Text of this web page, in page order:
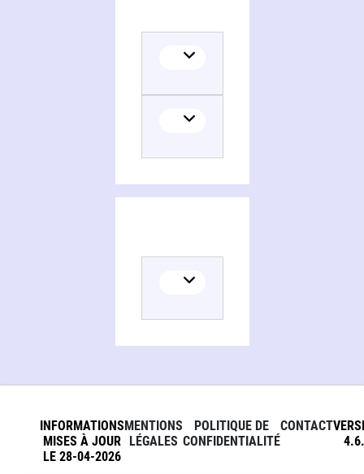
INFORMATIONS
MISES À JOUR
LE 28-04-2026
MENTIONS
LÉGALES
POLITIQUE DE
CONFIDENTIALITÉ
CONTACT